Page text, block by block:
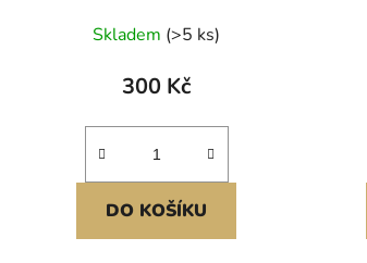
Skladem (>5 ks)
300 Kč
DO KOŠÍKU